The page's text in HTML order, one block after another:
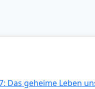
Das geheime Leben